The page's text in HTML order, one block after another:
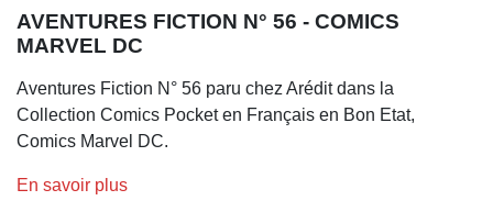
AVENTURES FICTION N° 56 - COMICS
MARVEL DC
Aventures Fiction N° 56 paru chez Arédit dans la
Collection Comics Pocket en Français en Bon Etat,
Comics Marvel DC.
En savoir plus